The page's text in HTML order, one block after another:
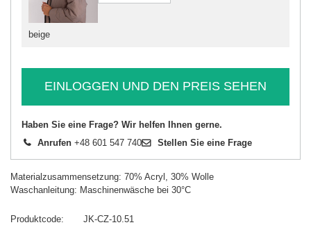
beige
EINLOGGEN UND DEN PREIS SEHEN
Haben Sie eine Frage? Wir helfen Ihnen gerne.
Anrufen +48 601 547 740 Stellen Sie eine Frage
Materialzusammensetzung: 70% Acryl, 30% Wolle
Waschanleitung: Maschinenwäsche bei 30°C
Produktcode
JK-CZ-10.51